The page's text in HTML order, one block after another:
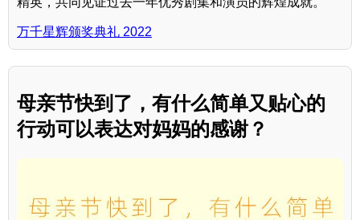
万千星辉颁奖典礼 2022
母亲节快到了，有什么简单又贴心的
行动可以表达对妈妈的感谢？